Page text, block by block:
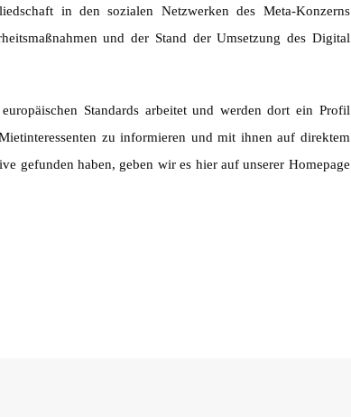
in den sozialen Netzwerken des Meta-Konzerns
und der Stand der Umsetzung des Digital
Standards arbeitet und werden dort ein Profil
zu informieren und mit ihnen auf direktem
gefunden haben, geben wir es hier auf unserer Homepage